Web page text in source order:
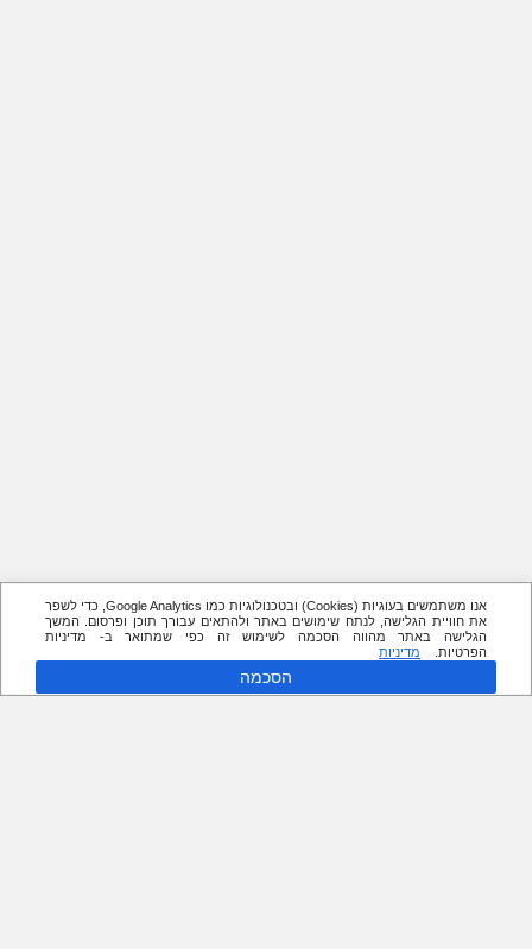
אנו משתמשים בעוגיות (Cookies) ובטכנולוגיות כמו Google Analytics, כדי לשפר
את חוויית הגלישה, לנתח שימושים באתר ולהתאים עבורך תוכן ופרסום. המשך
הגלישה באתר מהווה הסכמה לשימוש זה כפי שמתואר ב- מדיניות
הפרטיות.
מדיניות
הסכמה